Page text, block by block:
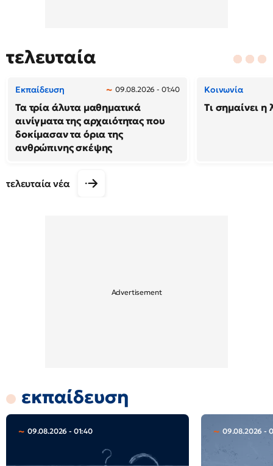
τελευταία
Εκπαίδευση 09.08.2026 - 01:40
Τα τρία άλυτα μαθηματικά
αινίγματα της αρχαιότητας που
δοκίμασαν τα όρια της
ανθρώπινης σκέψης
Κοινωνία
Τι σημαίνει η
τελευταία νέα
εκπαίδευση
09.08.2026 - 01:40 09.08.2026 -